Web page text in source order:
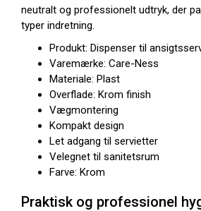
neutralt og professionelt udtryk, der
typer indretning.
Produkt: Dispenser til
Varemærke: Care-Ness
Materiale: Plast
Overflade: Krom finish
Vægmontering
Kompakt design
Let adgang til servietter
Velegnet til sanitetsrum
Farve: Krom
Praktisk og professionel